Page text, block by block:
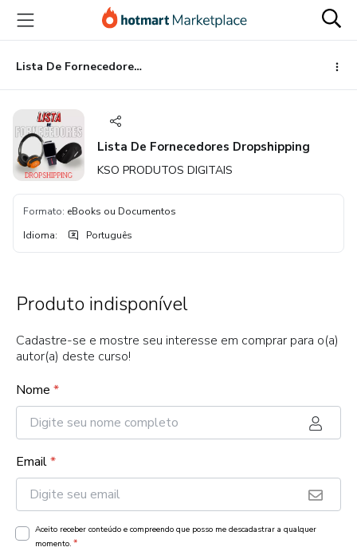
para
conteúdo
principal
para
pagamento
para
rodapé
Lista De Fornecedores Dropshipping
Lista De Fornecedores Dropshipping
KSO PRODUTOS DIGITAIS
Formato: eBooks ou Documentos
Idioma: Português
Produto indisponível
Cadastre-se e mostre seu interesse em comprar para o(a)
autor(a) deste curso!
Nome *
Email*
Aceito receber conteúdo e compreendo que posso me descadastrar a qualquer
momento. *